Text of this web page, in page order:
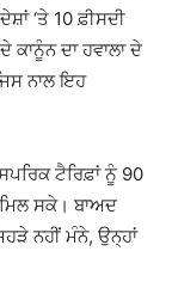
‘ਤੇ 10 ਫ਼ੀਸਦੀ
ਦਾ ਹਵਾਲਾ ਦੇ
ਨਾਲ ਇਹ
ਟੈਰਿਫ਼ਾਂ ਨੂੰ 90
ਮਿਲ ਸਕੇ। ਬਾਅਦ
ਨਹੀਂ ਮੰਨੇ, ਉਨ੍ਹਾਂ